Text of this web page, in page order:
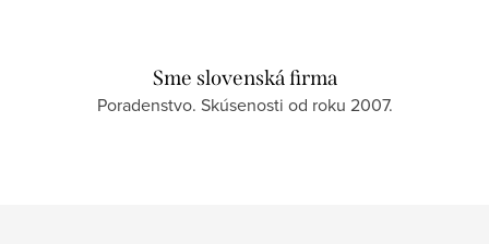
Sme slovenská firma
Poradenstvo. Skúsenosti od roku 2007.